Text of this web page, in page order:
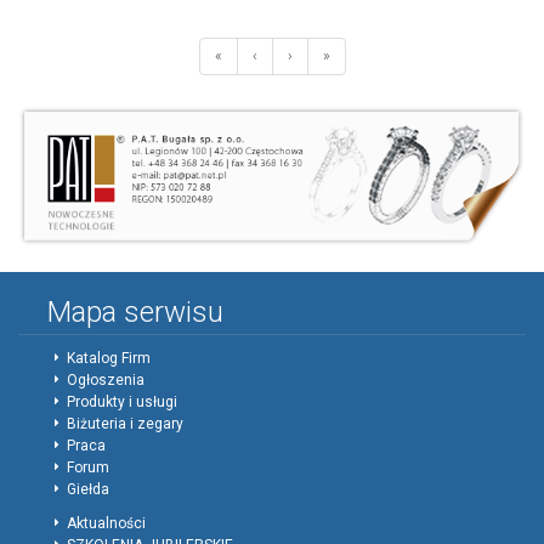
« ‹ › »
Mapa serwisu
Katalog Firm
Ogłoszenia
Produkty i usługi
Biżuteria i zegary
Praca
Forum
Giełda
Aktualności